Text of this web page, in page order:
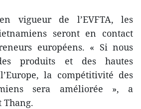
vigueur de l’EVFTA, les
seront en contact
européens. « Si nous
produits et des hautes
la compétitivité des
sera améliorée », a
Thang.